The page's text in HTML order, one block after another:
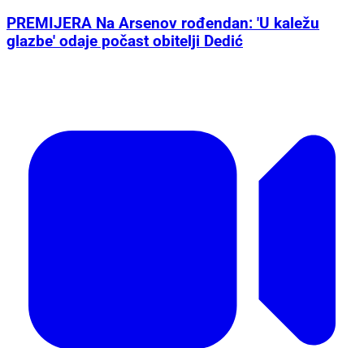
PREMIJERA Na Arsenov rođendan: 'U kaležu
glazbe' odaje počast obitelji Dedić